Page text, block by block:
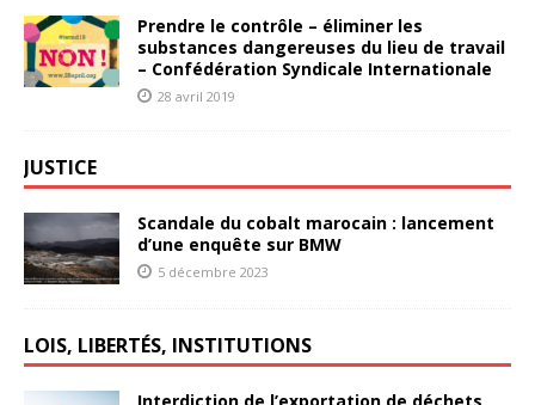
Prendre le contrôle – éliminer les
substances dangereuses du lieu de travail
– Confédération Syndicale Internationale
28 avril 2019
JUSTICE
Scandale du cobalt marocain : lancement
d’une enquête sur BMW
5 décembre 2023
LOIS, LIBERTÉS, INSTITUTIONS